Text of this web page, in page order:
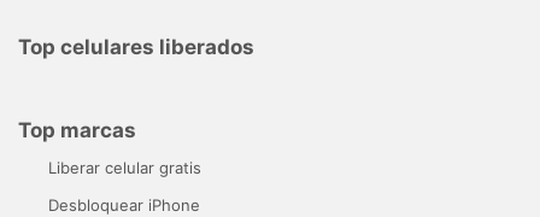
Top celulares liberados
Top marcas
Liberar celular gratis
Desbloquear iPhone